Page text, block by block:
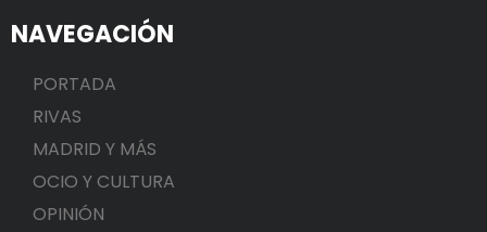
NAVEGACIÓN
PORTADA
RIVAS
MADRID Y MÁS
OCIO Y CULTURA
OPINIÓN